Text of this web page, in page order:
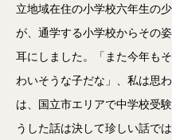
立地域在住の小学校六年生の
が、通学する小学校からその
耳にしました。「また今年も
わいそうな子だな」、私は思
は、国立市エリアで中学校受
うした話は決して珍しい話で